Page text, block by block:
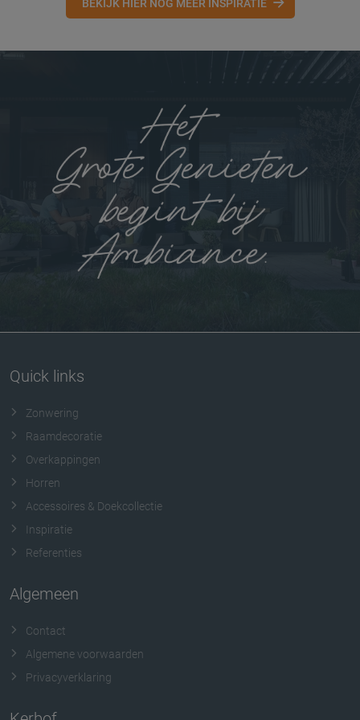
BEKIJK HIER NOG MEER INSPIRATIE
Quick links
Zonwering
Raamdecoratie
Overkappingen
Horren
Accessoires & Doekcollectie
Inspiratie
Referenties
Algemeen
Contact
Algemene voorwaarden
Privacyverklaring